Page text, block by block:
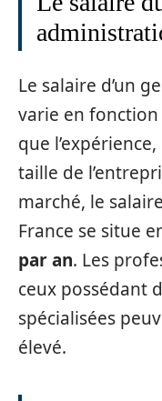
Le salaire d’un
varie en
que
taille de
marché, le
France se situe
par an. Les
ceux possédant
spécialisées
élevé.